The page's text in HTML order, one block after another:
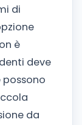
di
è
deve
da